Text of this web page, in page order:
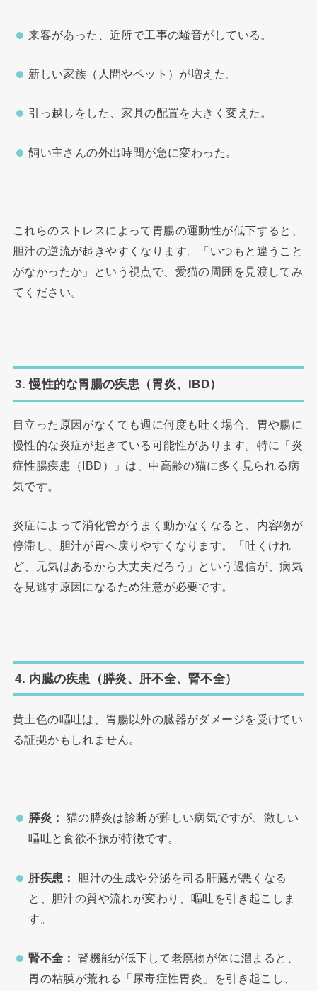
来客があった、近所で工事の騒音がしている。
新しい家族（人間やペット）が増えた。
引っ越しをした、家具の配置を大きく変えた。
飼い主さんの外出時間が急に変わった。
これらのストレスによって胃腸の運動性が低下すると、
胆汁の逆流が起きやすくなります。「いつもと違うこと
がなかったか」という視点で、愛猫の周囲を見渡してみ
てください。
3. 慢性的な胃腸の疾患（胃炎、IBD）
目立った原因がなくても週に何度も吐く場合、胃や腸に
慢性的な炎症が起きている可能性があります。特に「炎
症性腸疾患（IBD）」は、中高齢の猫に多く見られる病
気です。
炎症によって消化管がうまく動かなくなると、内容物が
停滞し、胆汁が胃へ戻りやすくなります。「吐くけれ
ど、元気はあるから大丈夫だろう」という過信が、病気
を見逃す原因になるため注意が必要です。
4. 内臓の疾患（膵炎、肝不全、腎不全）
黄土色の嘔吐は、胃腸以外の臓器がダメージを受けてい
る証拠かもしれません。
膵炎：
猫の膵炎は診断が難しい病気ですが、激しい
嘔吐と食欲不振が特徴です。
肝疾患：
胆汁の生成や分泌を司る肝臓が悪くなる
と、胆汁の質や流れが変わり、嘔吐を引き起こしま
す。
腎不全：
腎機能が低下して老廃物が体に溜まると、
胃の粘膜が荒れる「尿毒症性胃炎」を引き起こし、